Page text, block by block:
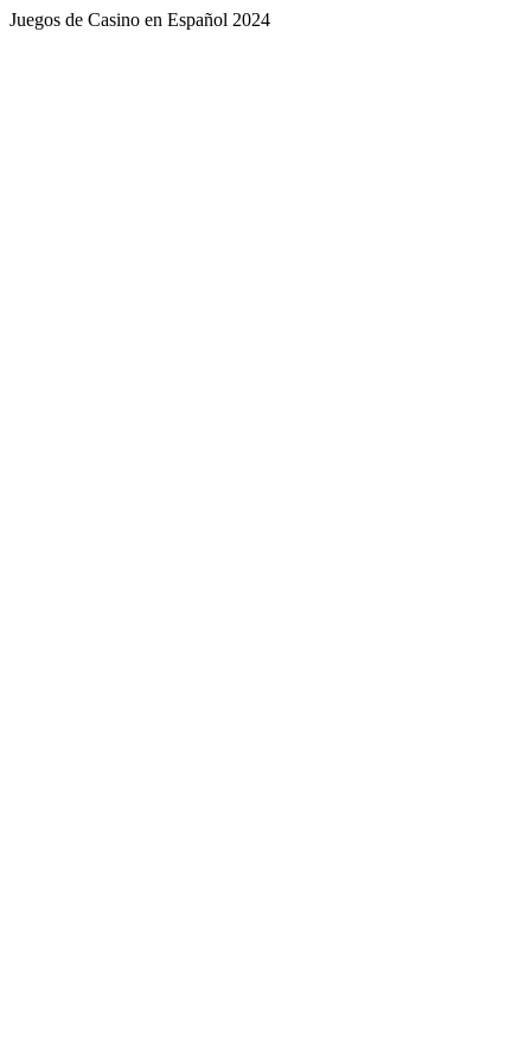
Juegos de Casino en Español 2024